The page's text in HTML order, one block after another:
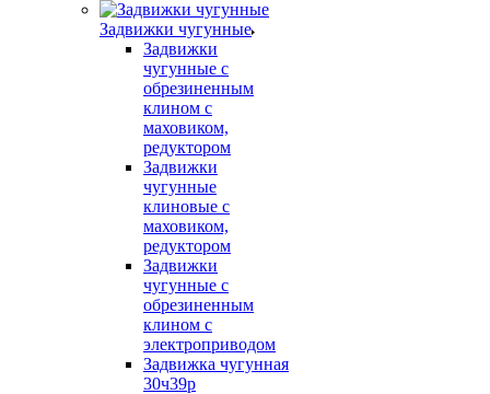
Задвижки чугунные
Задвижки
чугунные с
обрезиненным
клином с
маховиком,
редуктором
Задвижки
чугунные
клиновые с
маховиком,
редуктором
Задвижки
чугунные с
обрезиненным
клином с
электроприводом
Задвижка чугунная
30ч39р